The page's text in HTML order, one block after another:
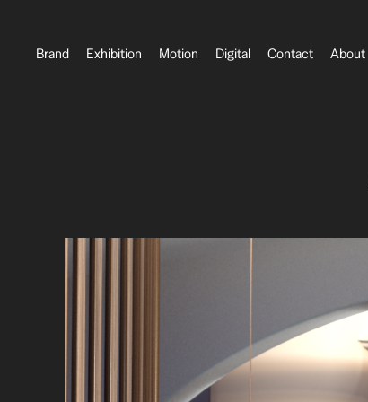
Brand Exhibition Motion Digital Contact About